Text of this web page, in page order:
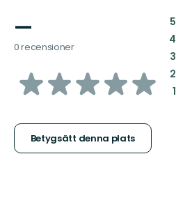
—
0 recensioner
av
stjärnor
Betygsätt denna plats
5:
4:
3:
2:
1: